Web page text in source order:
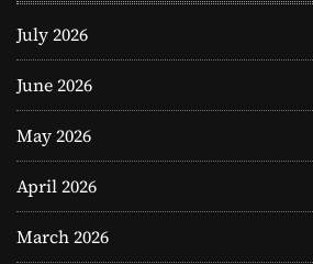
July 2026
June 2026
May 2026
April 2026
March 2026